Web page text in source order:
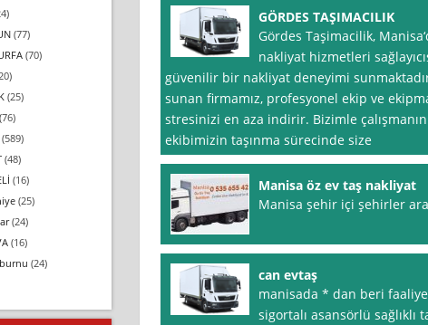
GÖRDES TAŞIMACILIK
Gördes Taşimacilik,
nakliyat hizmetleri
güvenilir bir nakliyat deneyimi
sunan firmamız, profesyonel ekip ve
stresinizi en aza indirir. Bizimle
ekibimizin taşınma sürecinde size
Manisa öz ev taş nakliyat
Manisa şehir içi şehirler
can evtaş
manisada * dan beri
sigortalı asansörlü sağlıklı
(77)
(70)
(25)
(76)
(589)
(48)
(16)
(25)
(24)
(16)
(24)